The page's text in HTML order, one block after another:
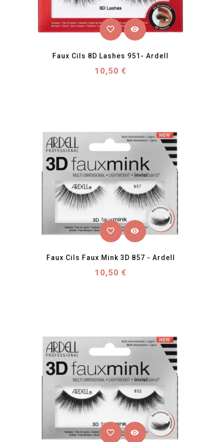
favorite_border visibility
Faux Cils 8D Lashes 951- Ardell
Prix
10,50 €
favorite_border visibility
Faux Cils Faux Mink 3D 857 - Ardell
Prix
10,50 €
favorite_border visibility